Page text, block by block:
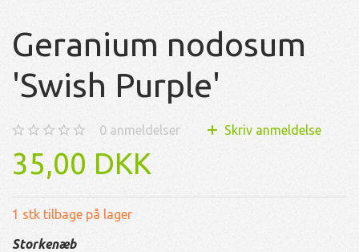
Geranium nodosum
'Swish Purple'
0 anmeldelser Skriv anmeldelse
35,00 DKK
1 stk tilbage på lager
Storkenæb